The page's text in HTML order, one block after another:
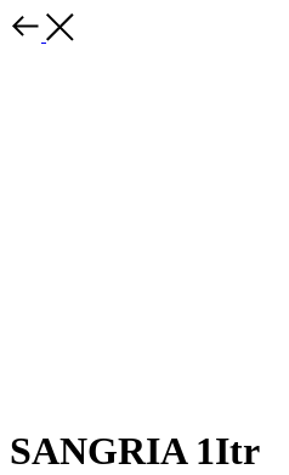
SANGRIA 1Itr